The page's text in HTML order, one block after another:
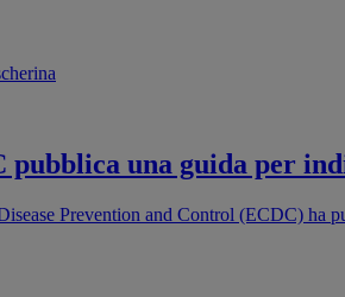
pubblica una guida per
Prevention and Control (ECDC)